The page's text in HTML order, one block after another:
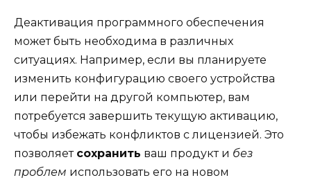
Деактивация программного обеспечения
может быть необходима в различных
ситуациях. Например, если вы планируете
изменить конфигурацию своего устройства
или перейти на другой компьютер, вам
потребуется завершить текущую активацию,
чтобы избежать конфликтов с лицензией. Это
позволяет сохранить ваш продукт и без
проблем использовать его на новом